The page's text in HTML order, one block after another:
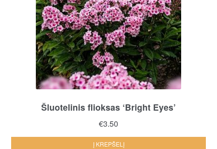
Šluotelinis flioksas ‘Bright Eyes’
€3.50
Į KREPŠELĮ